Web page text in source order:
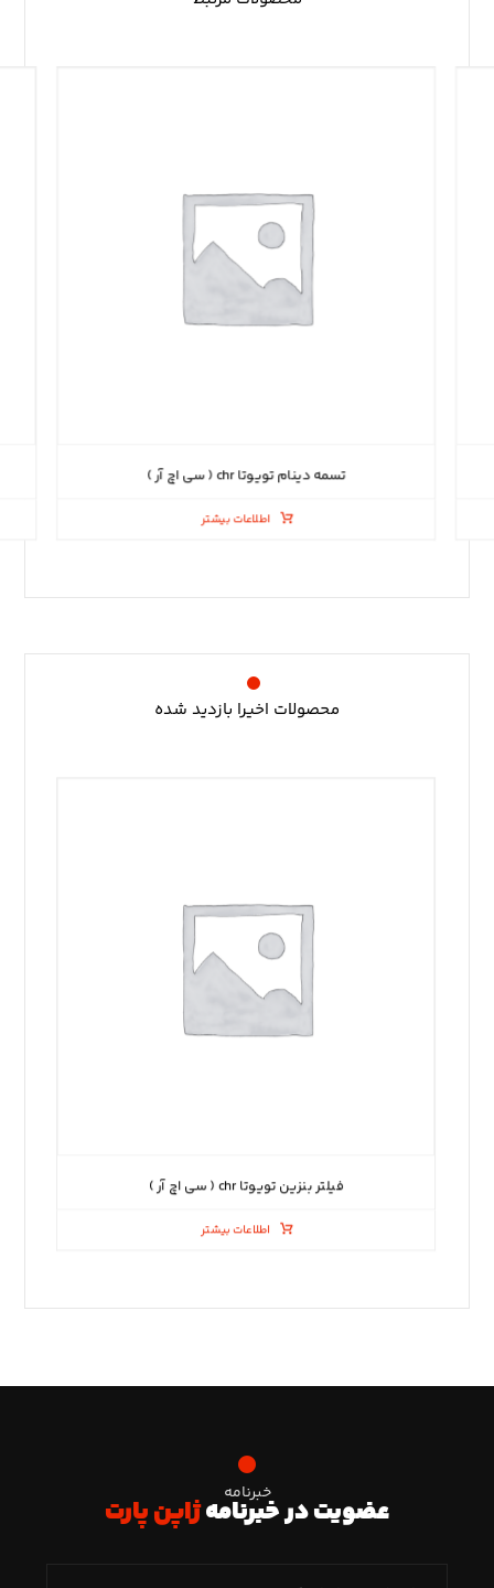
تسمه دینام تویوتا chr ( سی اچ آر )
اطلاعات بیشتر
محصولات اخیرا بازدید شده
فیلتر بنزین تویوتا chr ( سی اچ آر )
اطلاعات بیشتر
خبرنامه
عضویت در خبرنامهژاپن پارت